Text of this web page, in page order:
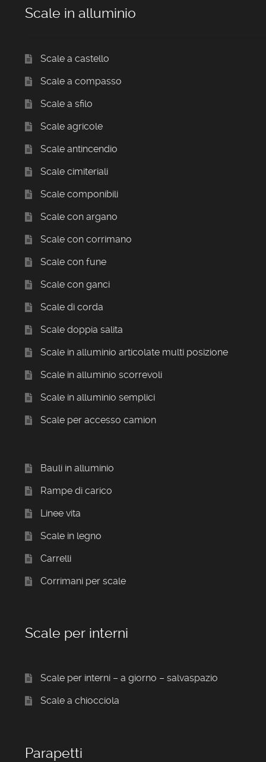
Scale in alluminio
Scale a castello
Scale a compasso
Scale a sfilo
Scale agricole
Scale antincendio
Scale cimiteriali
Scale componibili
Scale con argano
Scale con corrimano
Scale con fune
Scale con ganci
Scale di corda
Scale doppia salita
Scale in alluminio articolate multi posizione
Scale in alluminio scorrevoli
Scale in alluminio semplici
Scale per accesso camion
Bauli in alluminio
Rampe di carico
Linee vita
Scale in legno
Carrelli
Corrimani per scale
Scale per interni
Scale per interni – a giorno – salvaspazio
Scale a chiocciola
Parapetti